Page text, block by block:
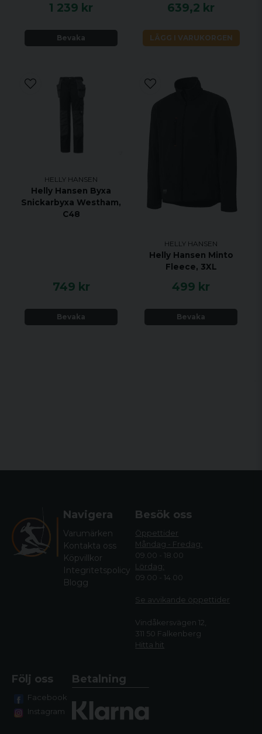
1 239 kr
Bevaka
639,2 kr
LÄGG I VARUKORGEN
HELLY HANSEN
Helly Hansen Byxa
Snickarbyxa Westham,
C48
749 kr
Bevaka
HELLY HANSEN
Helly Hansen Minto
Fleece, 3XL
499 kr
Bevaka
Navigera
Varumärken
Kontakta oss
Köpvillkor
Integritetspolicy
Blogg
Besök oss
Öppettider
Måndag - Fredag:
09.00 - 18.00
Lördag:
09.00 - 14.00
Se avvikande öppettider
Vindåkersvägen 12,
311 50 Falkenberg
Hitta hit
Följ oss
Facebook
Instagram
Betalning